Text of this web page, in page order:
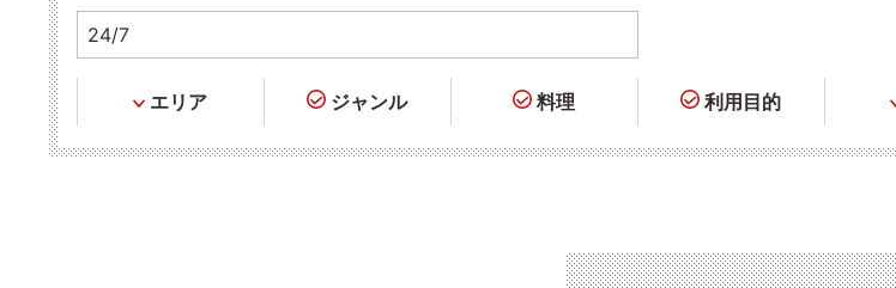
エリア ジャンル 料理 利用目的